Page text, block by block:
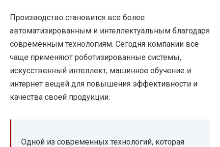
Производство становится все более
автоматизированным и интеллектуальным благодаря
современным технологиям. Сегодня компании все
чаще применяют роботизированные системы,
искусственный интеллект, машинное обучение и
интернет вещей для повышения эффективности и
качества своей продукции.
Одной из современных технологий, которая